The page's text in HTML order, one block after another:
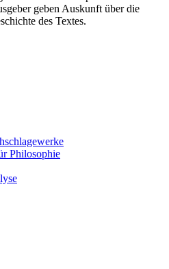
geben Auskunft über die
des Textes.
Philosophie